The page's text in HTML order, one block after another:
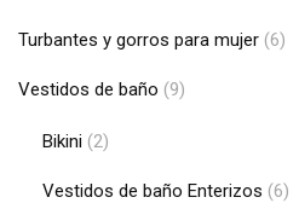
Turbantes y gorros para mujer (6)
Vestidos de baño (9)
Bikini (2)
Vestidos de baño Enterizos (6)